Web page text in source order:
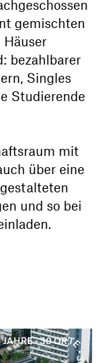
gemischten
bezahlbarer
Singles
Studierende
mit
über eine
und so bei